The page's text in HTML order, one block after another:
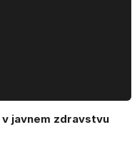
javnem zdravstvu